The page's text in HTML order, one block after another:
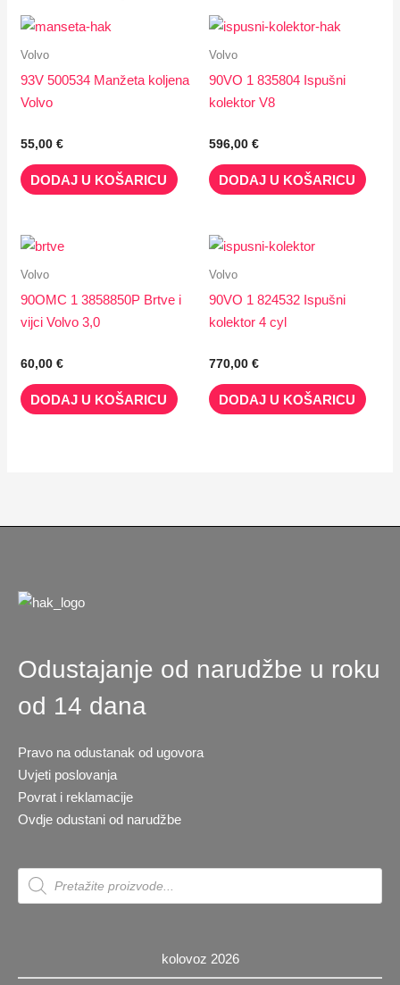
Volvo
93V 500534 Manžeta koljena
Volvo
55,00€
DODAJ U KOŠARICU
Volvo
90VO 1 835804 Ispušni
kolektor V8
596,00 €
DODAJ U KOŠARICU
Volvo
90OMC 1 3858850P Brtve i
vijci Volvo 3,0
60,00€
DODAJ U KOŠARICU
Volvo
90VO 1 824532 Ispušni
kolektor 4 cyl
770,00 €
DODAJ U KOŠARICU
Odustajanje od narudžbe u roku
od 14 dana
Pravo na odustanak od ugovora
Uvjeti poslovanja
Povrat i reklamacije
Ovdje odustani od narudžbe
Products
search
kolovoz 2026